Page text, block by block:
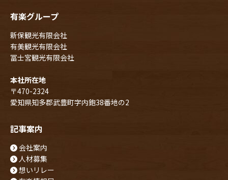
有楽グループ
新保観光有限会社
有美観光有限会社
冨士宮観光有限会社
本社所在地
〒470-2324
愛知県知多郡武豊町字内鉋38番地の2
記事案内
会社案内
人材募集
想いリレー